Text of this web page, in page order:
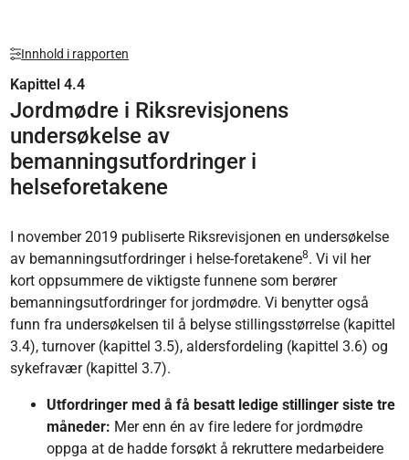
Innhold i rapporten
Kapittel 4.4
Jordmødre i Riksrevisjonens
undersøkelse av
bemanningsutfordringer i
helseforetakene
I november 2019 publiserte Riksrevisjonen en undersøkelse
av bemanningsutfordringer i helse-foretakene8. Vi vil her
kort oppsummere de viktigste funnene som berører
bemanningsutfordringer for jordmødre. Vi benytter også
funn fra undersøkelsen til å belyse stillingsstørrelse (kapittel
3.4), turnover (kapittel 3.5), aldersfordeling (kapittel 3.6) og
sykefravær (kapittel 3.7).
Utfordringer med å få besatt ledige stillinger siste tre
måneder: Mer enn én av fire ledere for jordmødre
oppga at de hadde forsøkt å rekruttere medarbeidere